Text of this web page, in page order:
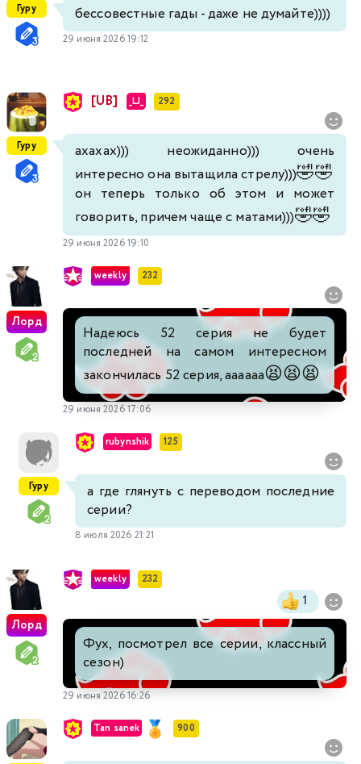
Гуру бессовестные гады - даже не думайте))))
29 июня 2026 19:12
Гуру
[UB] _LJ_ 292
ахахах))) неожиданно))) очень
интересно она вытащила стрелу)))🤣🤣
он теперь только об этом и может
говорить, причем чаще с матами)))🤣🤣
29 июня 2026 19:10
Лорд
weekly 232
Надеюсь 52 серия не будет
последней на самом интересном
закончилась 52 серия, аааааа😫😫😫
29 июня 2026 17:06
Гуру
rubynshik 125
а где глянуть с переводом последние
серии?
8 июля 2026 21:21
Лорд
weekly 232
1
Фух, посмотрел все серии, классный
сезон)
29 июня 2026 16:26
Tan sanek 900